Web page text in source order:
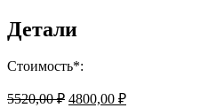
Детали
Стоимость*:
5520,00₽ Первоначальная
4800,00 ₽Текущая